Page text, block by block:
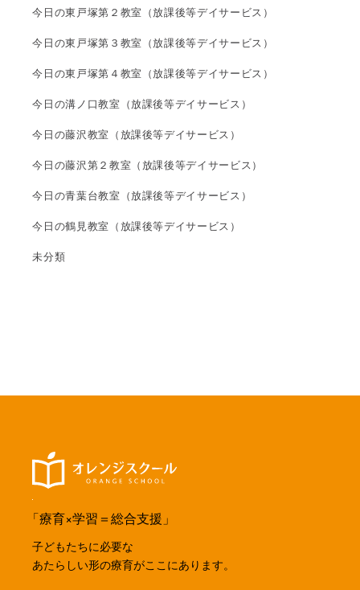
今日の東戸塚第２教室（放課後等デイサービス）
今日の東戸塚第３教室（放課後等デイサービス）
今日の東戸塚第４教室（放課後等デイサービス）
今日の溝ノ口教室（放課後等デイサービス）
今日の藤沢教室（放課後等デイサービス）
今日の藤沢第２教室（放課後等デイサービス）
今日の青葉台教室（放課後等デイサービス）
今日の鶴見教室（放課後等デイサービス）
未分類
「療育×学習＝総合支援」
子どもたちに必要な
あたらしい形の療育がここにあります。